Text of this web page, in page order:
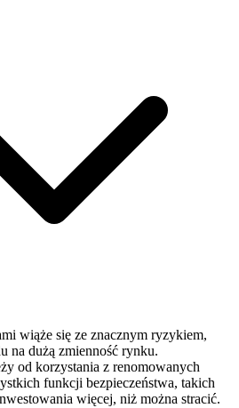
wiąże się ze znacznym ryzykiem,
na dużą zmienność rynku.
od korzystania z renomowanych
funkcji bezpieczeństwa, takich
więcej, niż można stracić.